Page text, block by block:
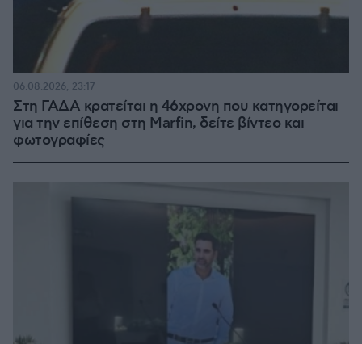
Στη ΓΑΔΑ κρατείται η 46χρονη που κατηγορείται
για την επίθεση στη Marfin, δείτε βίντεο και
φωτογραφίες
06.08.2026, 23:17